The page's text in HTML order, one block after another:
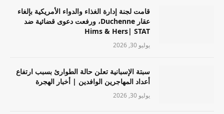
قامت لجنة إدارة الغذاء والدواء الأمريكية بإلغاء
عقار Duchenne، ورفعت دعوى قضائية ضد
Hims & Hers| STAT
يوليو 30, 2026
سبتة الإسبانية تعلن حالة الطوارئ بسبب ارتفاع
أعداد المهاجرين الوافدين | أخبار الهجرة
يوليو 30, 2026